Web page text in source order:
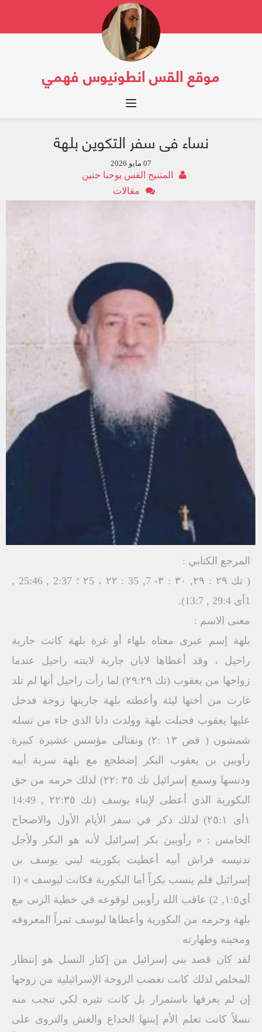
موقع القس انطونيوس فهمي
Toggle navigation
نساء فى سفر التكوين بلهة
07 مايو 2026
المتنيح القس يوحنا حنين
مقالات
المرجع الكتابي :
( تك ۲۹ : ۲۹, ۳۰ : ۳- 7, 35 : ۲۲ ، ۲5 ؛ 2:37 , 25:46 ,
1أى 29:4 , 13:7).
معنى الاسم :
بلهة إسم عبرى معناه بلهاء أو غرة بلهة كانت جارية
راحيل ، وقد أعطاها لابان جارية لابنته راحيل عندما
زواجها من يعقوب (تك ۲۹:۲۹) لما رأت راحيل أنها لم تلد
غارت من أختها ليئة وأعطته بلهة جاريتها زوجة فدخل
عليها يعقوب فحبلت بلهة وولدت دانا الذي جاء من نسله
شمشون ( قض ۱۳ :۲) ونقتالى مؤسس عشيرة كبيرة
رأوبين بن يعقوب البكر إضطجع مع بلهة سرية أبيه
ودنسها وسمع إسرائيل تك ۳٥ :۲۲) لذلك حرمه من حق
البكورية الذي أعطى لإبناء يوسف (تك ٢٢:٣٥ , 14:49
١أى ٢٥:۱) لذلك ذكر في سفر الأيام الأول والاصحاح
الخامس : « رأوبين بكر إسرائيل لأنه هو البكر ولأجل
تدنيسه فراش أبيه أعطيت بكوريته لبني يوسف بن
إسرائيل فلم ينسب بكراً أما البكورية فكانت ليوسف » (1
أي١:٥, 2) عاقب الله رأوبين لوقوعه في خطية الزنى مع
بلهة وحرمه من البكورية وأعطاها ليوسف ثمراً المعروفه
ومحبته وطهارته
لقد كان قصد بنى إسرائيل من إكثار النسل هو إنتظار
المخلص لذلك كانت تغضب الزوجة الإسرائيلية من زوجها
إن لم يعرفها باستمرار بل كانت تثيره لكي تنجب منه
نسلاً كانت تعلم الأم إبنتها الخداع والغش والتروى على